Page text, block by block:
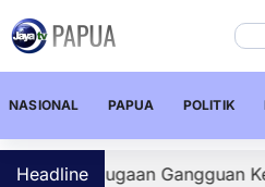
NASIONAL PAPUA POLITIK
HeadlineGangguan Kesehatan